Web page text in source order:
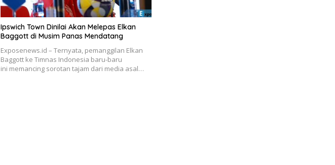
Ipswich Town Dinilai Akan Melepas Elkan
Baggott di Musim Panas Mendatang
Exposenews.id – Ternyata, pemanggilan Elkan
Baggott ke Timnas Indonesia baru-baru
ini memancing sorotan tajam dari media asal…